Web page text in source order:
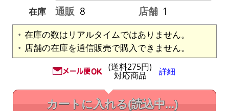
在庫
通販 8 店舗 1
在庫の数はリアルタイムではありません。
店舗の在庫を通信販売で購入できません。
(送料275円)
対応商品 詳細
カートに入れる(読込中...)